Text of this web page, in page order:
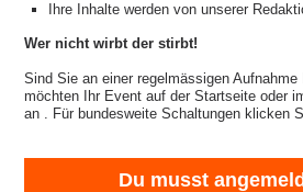
Ihre Inhalte werden von unserer
Wer nicht wirbt der stirbt!
Sind Sie an einer regelmässigen
möchten Ihr Event auf der Startseite oder
an . Für bundesweite Schaltungen klicken
Du musst